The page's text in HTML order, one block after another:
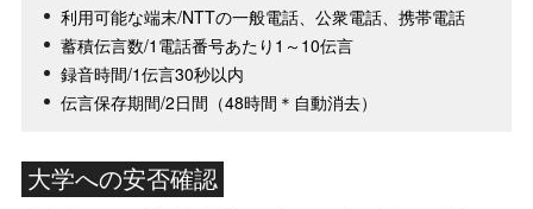
利用可能な端末/NTTの一般電話、公衆電話、携帯電話
蓄積伝言数/1電話番号あたり1～10伝言
録音時間/1伝言30秒以内
伝言保存期間/2日間（48時間＊自動消去）
大学への安否確認